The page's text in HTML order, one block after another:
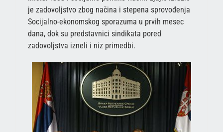
je zadovoljstvo zbog načina i stepena sprovođenja
Socijalno-ekonomskog sporazuma u prvih mesec
dana, dok su predstavnici sindikata pored
zadovoljstva izneli i niz primedbi.